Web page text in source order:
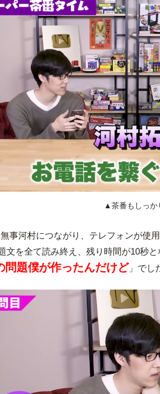
▲茶番もしっか
事河村につながり、テレフォンが使
文を全て読み終え、残り時間が10秒
問題僕が作ったんだけど 」でし